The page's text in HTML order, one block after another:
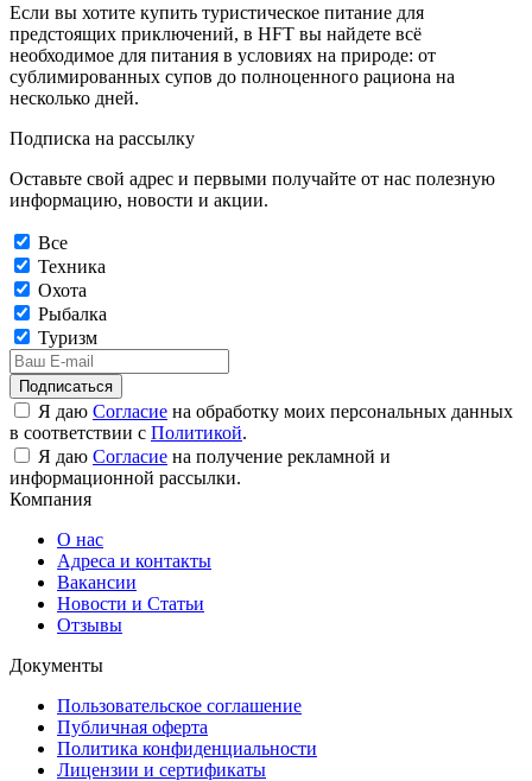
Если вы хотите купить туристическое питание для
предстоящих приключений, в HFT вы найдете всё
необходимое для питания в условиях на природе: от
сублимированных супов до полноценного рациона на
несколько дней.
Подписка на рассылку
Оставьте свой адрес и первыми получайте от нас полезную
информацию, новости и акции.
Все
Техника
Охота
Рыбалка
Туризм
Подписаться
Я даю Согласие на обработку моих персональных данных
в соответствии с Политикой.
Я даю Согласие на получение рекламной и
информационной рассылки.
Компания
О нас
Адреса и контакты
Вакансии
Новости и Статьи
Отзывы
Документы
Пользовательское соглашение
Публичная оферта
Политика конфиденциальности
Лицензии и сертификаты